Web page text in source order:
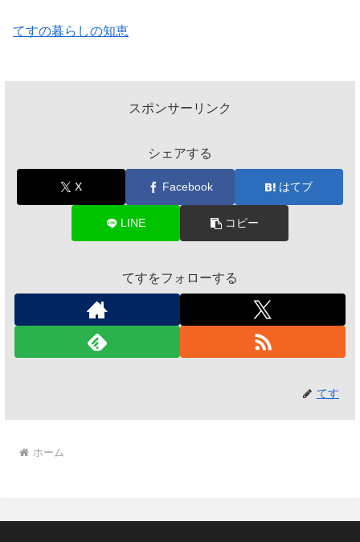
てすの暮らしの知恵
スポンサーリンク
シェアする
X Facebook はてブ
LINE コピー
てすをフォローする
てす
ホーム